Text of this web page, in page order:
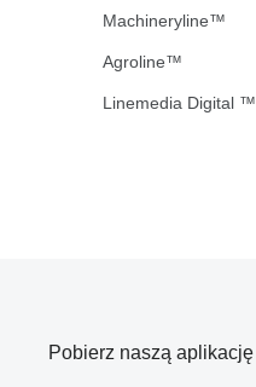
Machineryline™
Agroline™
Linemedia Digital ™
Pobierz naszą aplikację